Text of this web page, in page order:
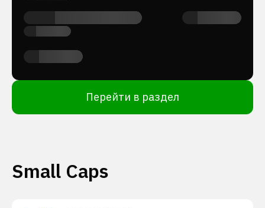
Перейти в раздел
Small Caps